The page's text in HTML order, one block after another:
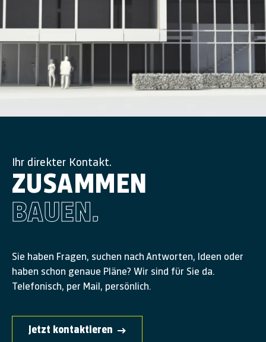
Ihr direkter Kontakt.
ZUSAMMEN
BAUEN.
Sie haben Fragen, suchen nach Antworten, Ideen oder
haben schon genaue Pläne? Wir sind für Sie da.
Telefonisch, per Mail, persönlich.
Jetzt kontaktieren